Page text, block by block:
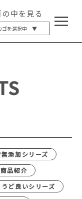
の中を見る
ゴを選択中 ▼
最大12%OFF
添加シリーズ
商品紹介
うど良いシリーズ